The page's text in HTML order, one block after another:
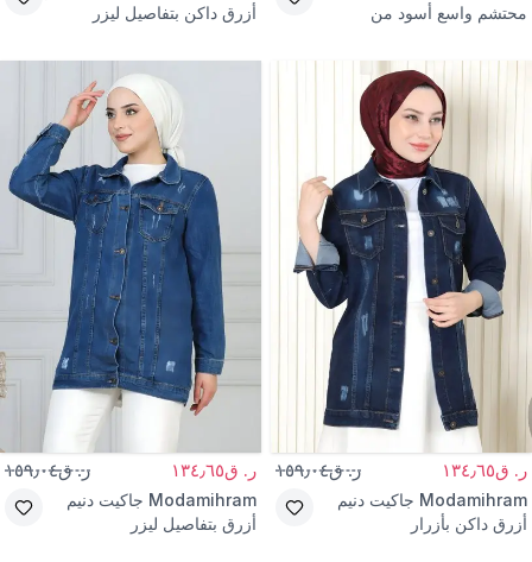
محتشم واسع أسود من
أزرق داكن بتفاصيل ليزر
ر. ق١٣٤٫٦٥ ر. ق١٥٩٫٠٤
Modamihram جاكيت دنيم
أزرق داكن بأزرار
ر. ق١٣٤٫٦٥ ر. ق١٥٩٫٠٤
Modamihram جاكيت دنيم
أزرق بتفاصيل ليزر